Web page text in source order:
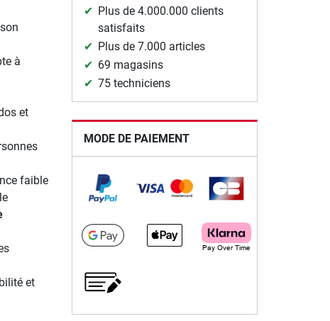
à
et
faible
et
Plus de 4.000.000 clients
satisfaits
Plus de 7.000 articles
69 magasins
75 techniciens
MODE DE PAIEMENT